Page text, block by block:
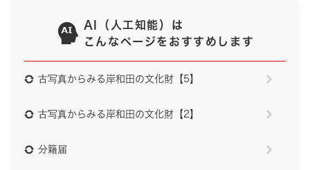
AI（人工知能）は
こんなページをおすすめします
古写真からみる岸和田の文化財【5】
古写真からみる岸和田の文化財【2】
分籍届